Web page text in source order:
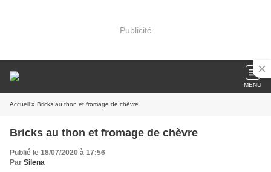
Publicité
MENU
Accueil » Bricks au thon et fromage de chèvre
Bricks au thon et fromage de chèvre
Publié le 18/07/2020 à 17:56
Par Silena